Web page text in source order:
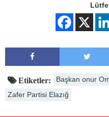
Etiketler: Başkan onur
Zafer Partisi Elazığ